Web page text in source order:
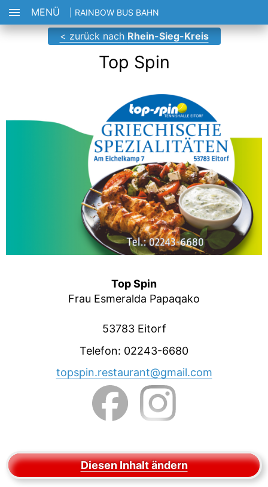
MENÜ | RAINBOW BUS BAHN
< zurück nach Rhein-Sieg-Kreis
Top Spin
Top Spin
Frau Esmeralda Papaqako
53783 Eitorf
Telefon: 02243-6680
topspin.restaurant@gmail.com
Diesen Inhalt ändern